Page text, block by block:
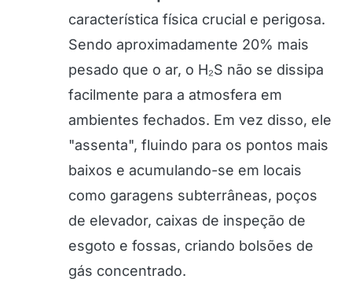
característica física crucial e perigosa.
Sendo aproximadamente 20% mais
pesado que o ar, o H₂S não se dissipa
facilmente para a atmosfera em
ambientes fechados. Em vez disso, ele
"assenta", fluindo para os pontos mais
baixos e acumulando-se em locais
como garagens subterrâneas, poços
de elevador, caixas de inspeção de
esgoto e fossas, criando bolsões de
gás concentrado.